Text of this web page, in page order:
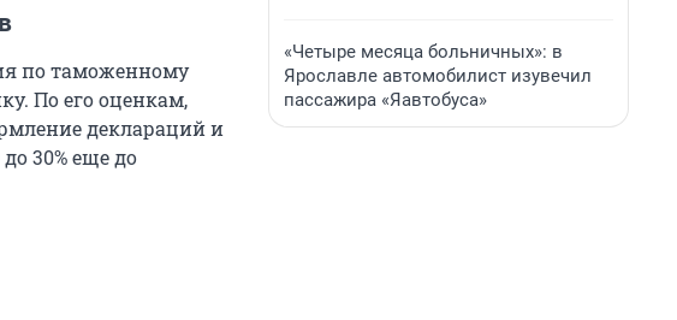
по таможенному
По его оценкам,
деклараций и
30% еще до
«Четыре месяца больничных»: в
Ярославле автомобилист изувечил
пассажира «Яавтобуса»